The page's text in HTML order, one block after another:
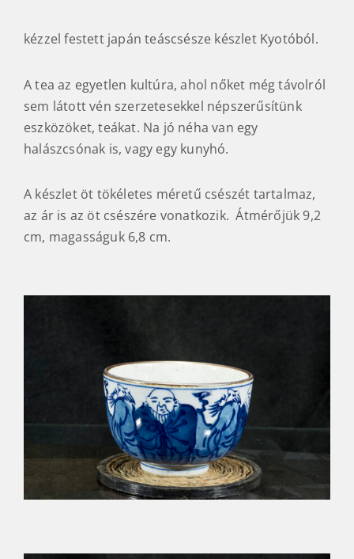
kézzel festett japán teáscsésze készlet Kyotóból.
A tea az egyetlen kultúra, ahol nőket még távolról
sem látott vén szerzetesekkel népszerűsítünk
eszközöket, teákat. Na jó néha van egy
halászcsónak is, vagy egy kunyhó.
A készlet öt tökéletes méretű csészét tartalmaz,
az ár is az öt csészére vonatkozik. Átmérőjük 9,2
cm, magasságuk 6,8 cm.